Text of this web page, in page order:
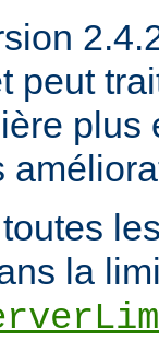
peut
plus
la